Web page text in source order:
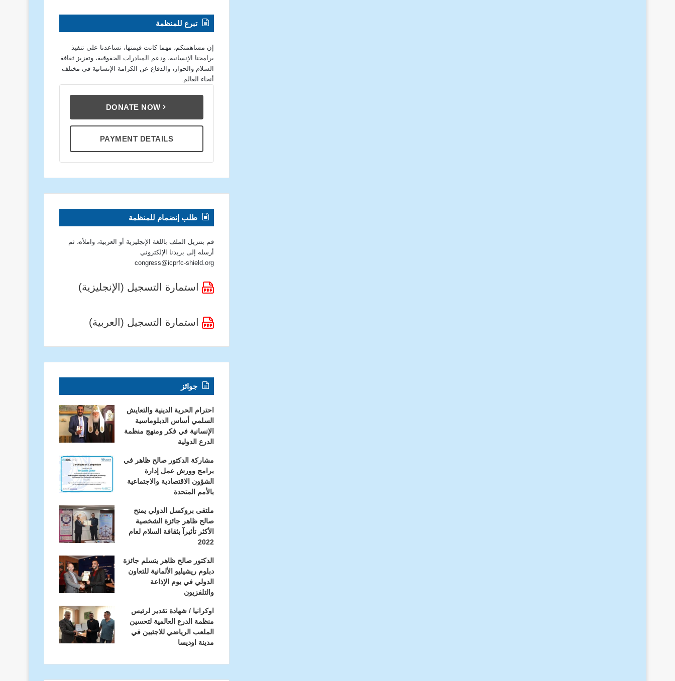
تبرع للمنظمة
إن مساهمتكم، مهما كانت قيمتها، تساعدنا على تنفيذ
برامجنا الإنسانية، ودعم المبادرات الحقوقية، وتعزيز ثقافة
السلام والحوار، والدفاع عن الكرامة الإنسانية في مختلف
أنحاء العالم.
DONATE NOW
PAYMENT DETAILS
طلب إنضمام للمنظمة
قم بتنزيل الملف باللغة الإنجليزية أو العربية، واملأه، ثم
أرسله إلى بريدنا الإلكتروني
congress@icprfc-shield.org
استمارة التسجيل (الإنجليزية)
استمارة التسجيل (العربية)
جوائز
احترام الحرية الدينية والتعايش
السلمي أساس الدبلوماسية
الإنسانية في فكر ومنهج منظمة
الدرع الدولية
مشاركة الدكتور صالح ظاهر في
برامج وورش عمل إدارة
الشؤون الاقتصادية والاجتماعية
بالأمم المتحدة
ملتقى بروكسل الدولي يمنح
صالح ظاهر جائزة الشخصية
الأكثر تأثيرآ بثقافة السلام لعام
2022
الدكتور صالح ظاهر يتسلم جائزة
دبلوم ريشيليو الألمانية للتعاون
الدولي في يوم الإذاعة
والتلفزيون
اوكرانيا / شهادة تقدير لرئيس
منظمة الدرع العالمية لتحسين
الملعب الرياضي للاجئيين في
مدينة اوديسا